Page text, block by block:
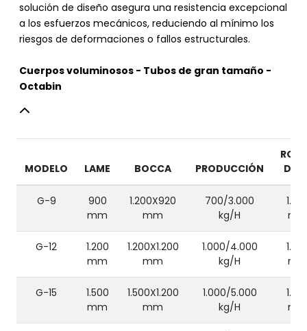
solución de diseño asegura una resistencia excepcional
a los esfuerzos mecánicos, reduciendo al mínimo los
riesgos de deformaciones o fallos estructurales.
Cuerpos voluminosos - Tubos de gran tamaño -
Octabin
MODELO LAME BOCCA PRODUCCIÓN
G-9
900
mm
1.200X920
mm
700/3.000
kg/H
G-12
1.200
mm
1.200X1.200
mm
1.000/4.000
kg/H
G-15
1.500
mm
1.500X1.200
mm
1.000/5.000
kg/H